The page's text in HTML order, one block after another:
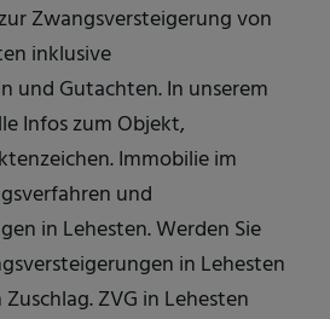
Zwangsversteigerung von
inklusive
und Gutachten. In unserem
Infos zum Objekt,
Immobilie im
und
in Lehesten. Werden Sie
in Lehesten
ZVG in Lehesten